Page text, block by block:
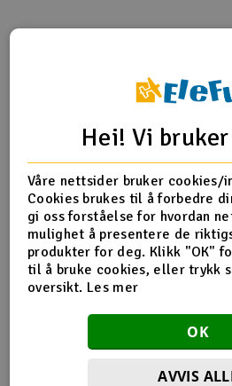
Motor & tilbehør
Raketter
Smarthjem, lek &
Solenergi
Sparkesykler &
Verktøy, utstyr &
Tips en venn
Produktinformasjon
JP-4499402 Painted wing for e-
Flere detaljer
Produktet er
e-RC Micro
Hei! Vi
Våre nettsider bruker cookies/
Cookies brukes til å forbedre
gi oss forståelse for hvordan
mulighet å presentere de
produkter for deg. Klikk "OK"
til å bruke cookies, eller trykk
oversikt. Les mer
OK
AVVIS